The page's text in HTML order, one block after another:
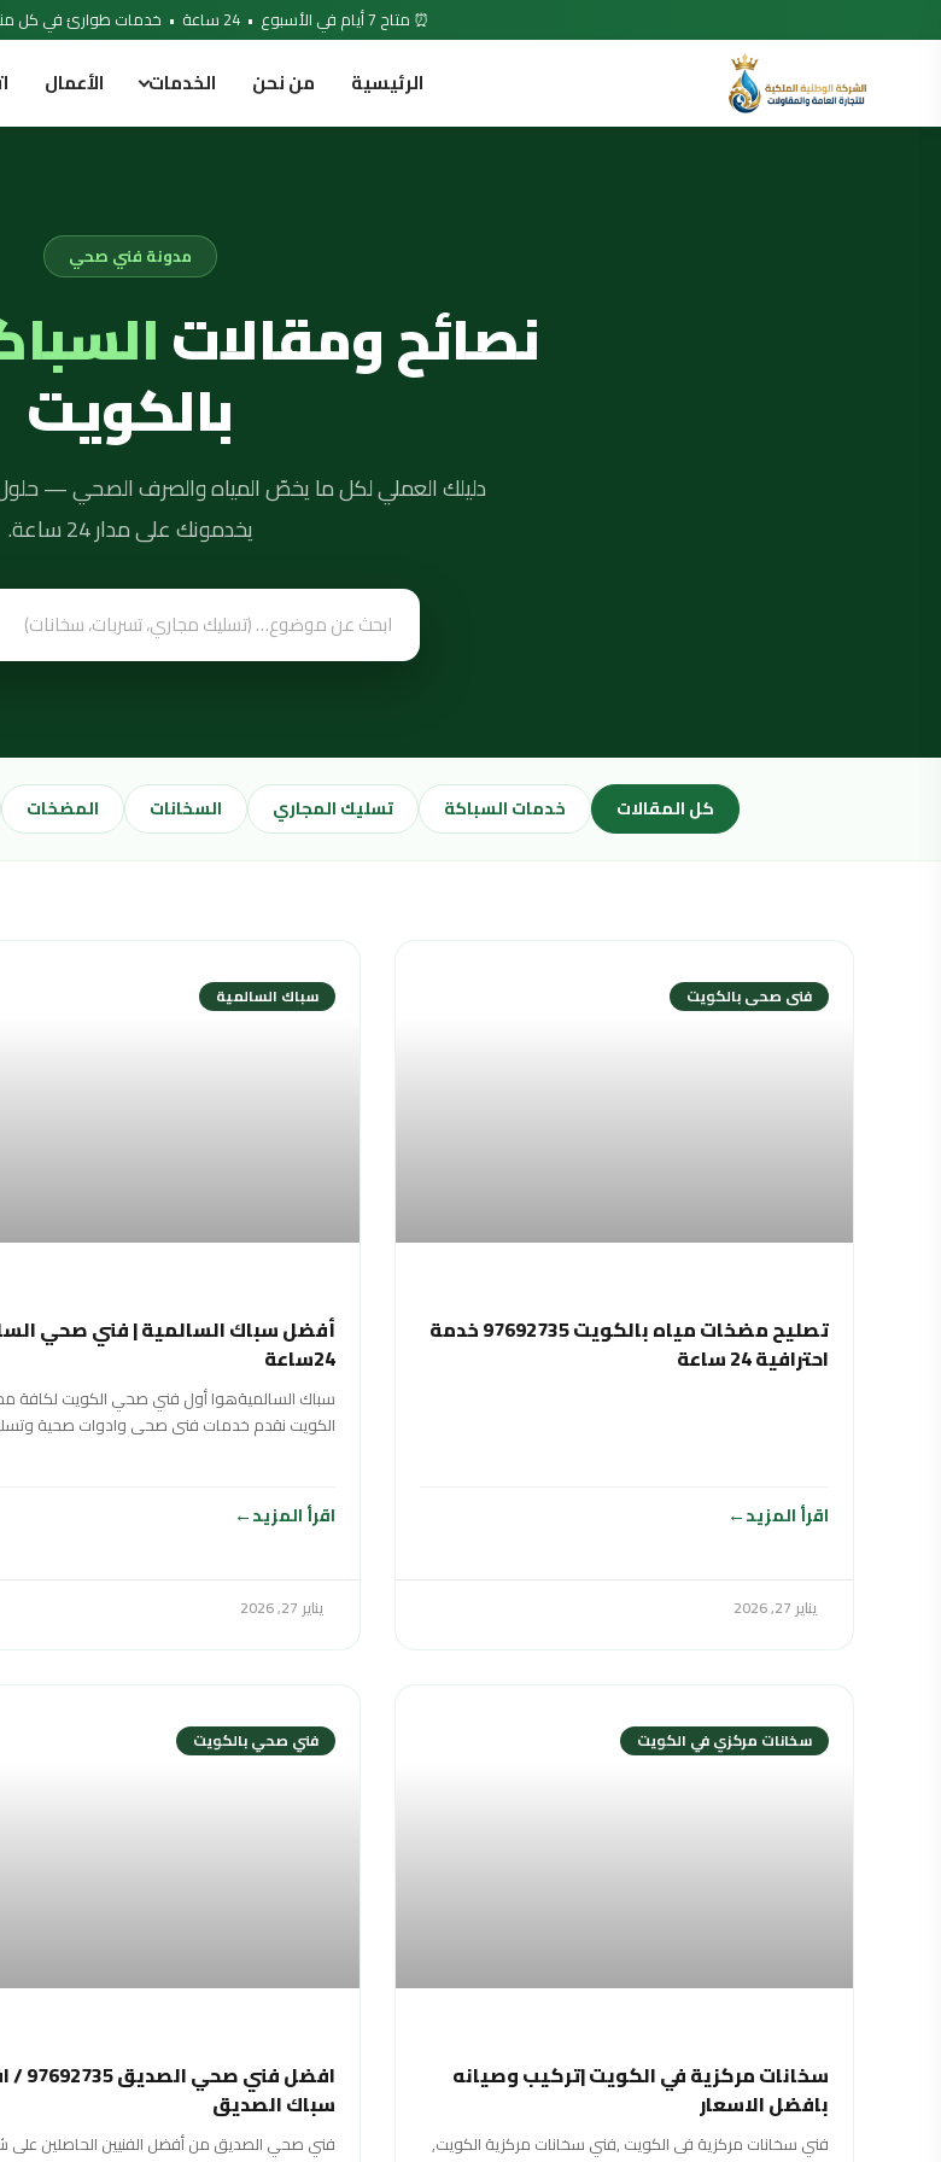
⏰ متاح 7 أيام في الأسبوع • 24 ساعة • خدمات طوارئ في كل مناطق الكويت
الرئيسية من نحن الخدمات الأعمال
مدونة فني صحي
نصائح ومقالات
بالكويت
دليلك العملي لكل ما يخصّ المياه والصرف الصحي —
يخدمونك على مدار 24 ساعة.
كل المقالات خدمات السباكة تسليك المجاري السخانات المضخات
فنى صحى بالكويت
تصليح مضخات مياه بالكويت 97692735 خدمة
احترافية 24 ساعة
اقرأ المزيد
يناير 27, 2026
سباك السالمية
أفضل سباك السالمية | فني صحي
24ساعة
سباك السالميةهوا أول فني صحي الكويت لكافة
الكويت نقدم خدمات فنى صحى وادوات صحية
اقرأ المزيد
يناير 27, 2026
سخانات مركزي في الكويت
سخانات مركزية في الكويت |تركيب وصيانه
بافضل الاسعار
فني سخانات مركزية فى الكويت ,فني سخانات مركزية الكويت,
فني صحي بالكويت
افضل فني
سباك الصديق
فني صحي الصديق من أفضل الفنيين الحاصلين على